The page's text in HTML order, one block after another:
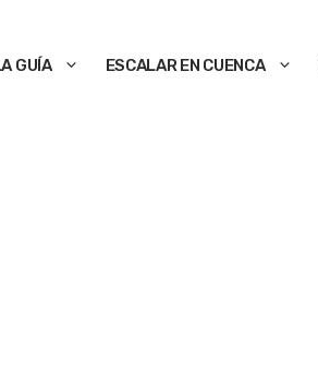
GUÍA ESCALAR EN CUENCA